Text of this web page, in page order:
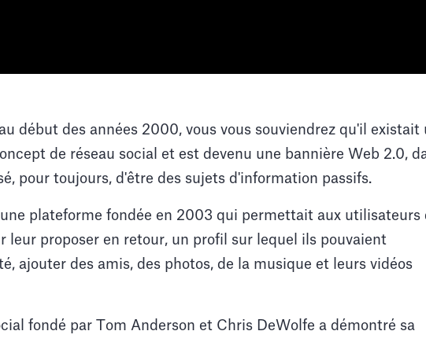
début des années 2000, vous vous souviendrez qu'il existait
de réseau social et est devenu une bannière Web 2.0,
pour toujours, d'être des sujets d'information passifs.
une plateforme fondée en 2003 qui permettait aux utilisateurs
leur proposer en retour, un profil sur lequel ils pouvaient
ajouter des amis, des photos, de la musique et leurs vidéos
fondé par Tom Anderson et Chris DeWolfe a démontré sa